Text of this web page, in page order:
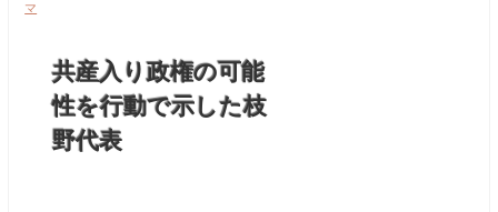
マ
共産入り政権の可能
性を行動で示した枝
野代表